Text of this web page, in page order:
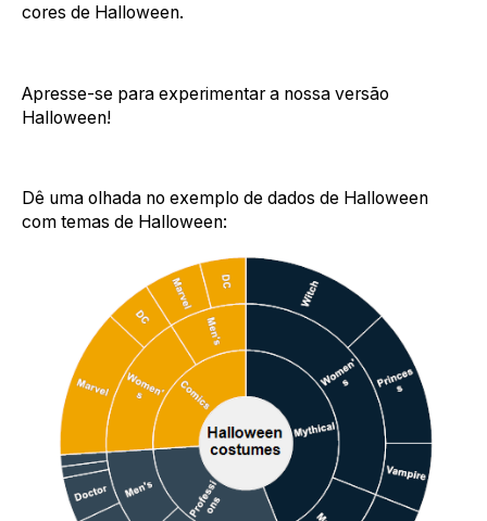
cores de Halloween.
Apresse-se para experimentar a nossa versão
Halloween!
Dê uma olhada no exemplo de dados de Halloween
com temas de Halloween: